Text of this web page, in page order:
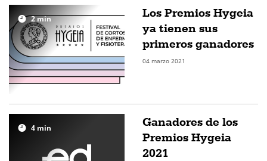
2min
Los Premios Hygeia
ya tienen sus
primeros ganadores
04 marzo 2021
4 min
Ganadores de los
Premios Hygeia
2021